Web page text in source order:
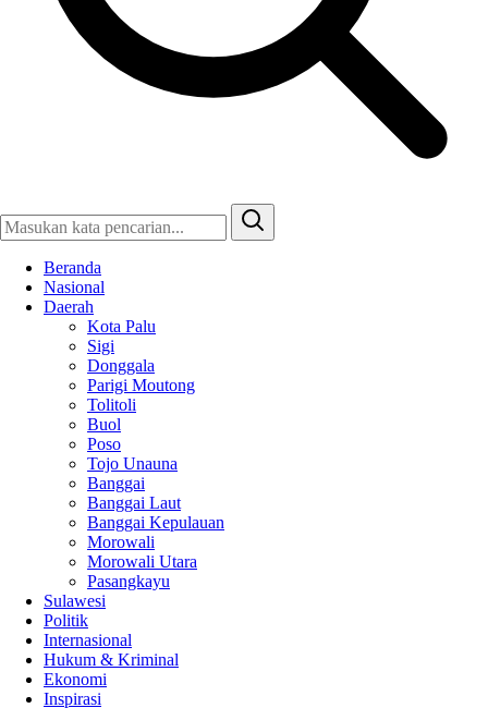
Beranda
Nasional
Daerah
Kota Palu
Sigi
Donggala
Parigi Moutong
Tolitoli
Buol
Poso
Tojo Unauna
Banggai
Banggai Laut
Banggai Kepulauan
Morowali
Morowali Utara
Pasangkayu
Sulawesi
Politik
Internasional
Hukum & Kriminal
Ekonomi
Inspirasi